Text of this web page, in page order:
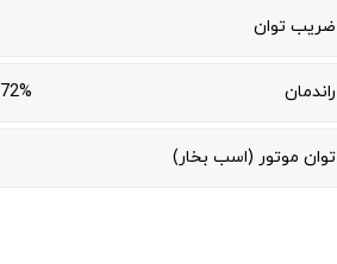
ضریب توان
راندمان 72% (50 هرتز، 100%)
توان موتور (اسب بخار)